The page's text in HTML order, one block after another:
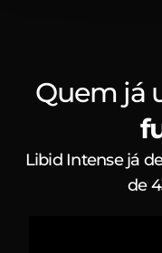
Quem já
Libid Intense já
de